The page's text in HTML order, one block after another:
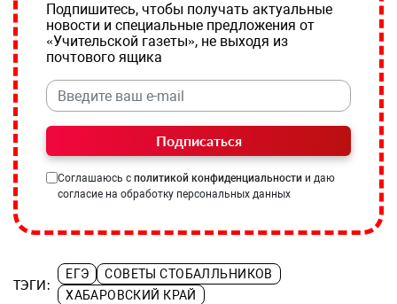
Подпишитесь, чтобы получать актуальные
новости и специальные предложения от
«Учительской газеты», не выходя из
почтового ящика
Подписаться
Соглашаюсь с политикой конфиденциальности и даю
согласие на обработку персональных данных
ТЭГИ:
ЕГЭ
СОВЕТЫ СТОБАЛЛЬНИКОВ
ХАБАРОВСКИЙ КРАЙ